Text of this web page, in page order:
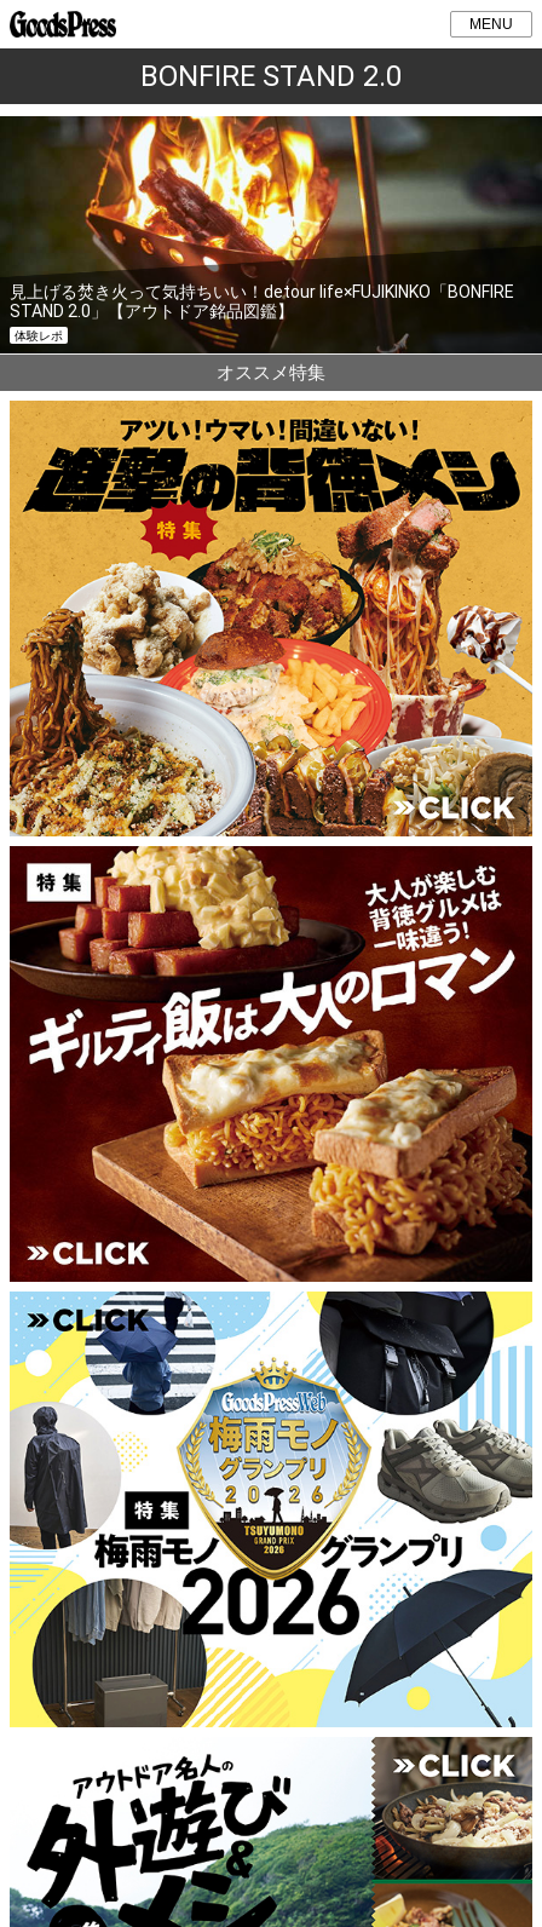
MENU
BONFIRE STAND 2.0
見上げる焚き火って気持ちいい！detour life×FUJIKINKO「BONFIRE
STAND 2.0」【アウトドア銘品図鑑】
体験レポ
オススメ特集